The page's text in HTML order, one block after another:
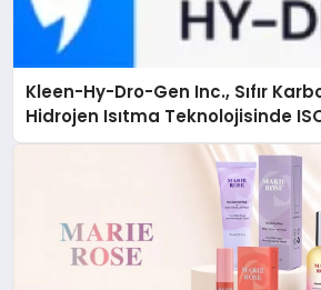
Kleen-Hy-Dro-Gen Inc., Sıfır
Hidrojen Isıtma Teknolojisinde
Düzenleyici Onaylarını Aldı